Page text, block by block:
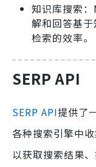
知识库搜索
解和回答基
检索的效率。
SERP API
SERP API提供了
各种搜索引擎中
以获取搜索结果